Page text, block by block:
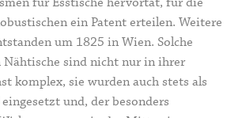
ein Patent erteilen. Weitere
um 1825 in Wien. Solche
sind nicht nur in ihrer
komplex, sie wurden auch stets als
und, der besonders